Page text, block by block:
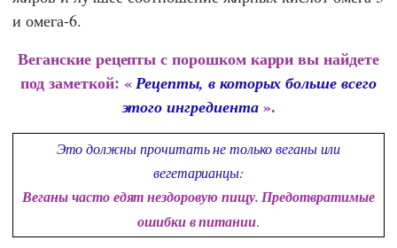
и омега-6.
Веганские рецепты с порошком карри вы найдете
под заметкой: «Рецепты, в которых больше всего
этого ингредиента».
Это должны прочитать не только веганы или
вегетарианцы:
Веганы часто едят нездоровую пищу. Предотвратимые
ошибки в питании.